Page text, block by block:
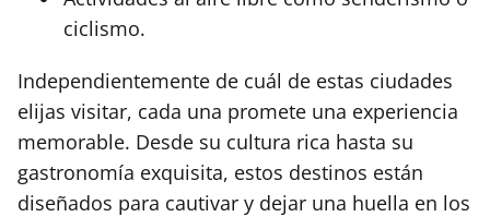
ciclismo.
Independientemente de cuál de estas ciudades
elijas visitar, cada una promete una experiencia
memorable. Desde su cultura rica hasta su
gastronomía exquisita, estos destinos están
diseñados para cautivar y dejar una huella en los